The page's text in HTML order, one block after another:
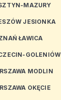
MAZURY
JESIONKA
ŁAWICA
GOLENIÓW
MODLIN
OKĘCIE